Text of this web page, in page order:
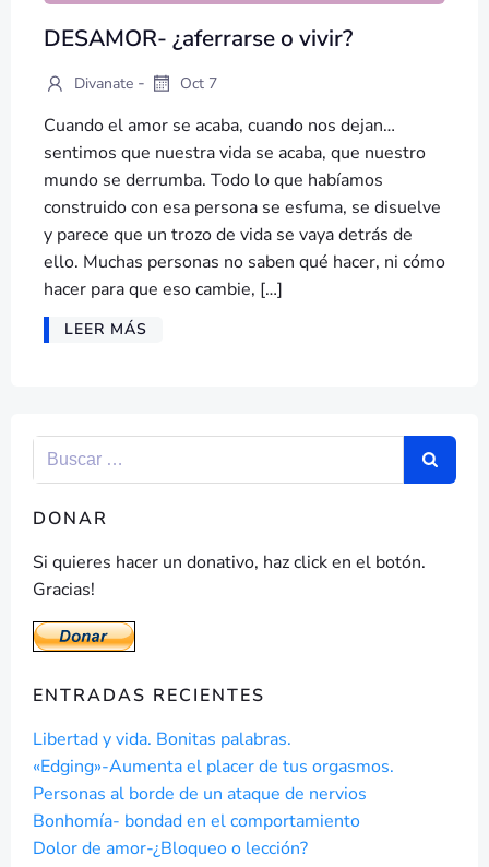
DESAMOR- ¿aferrarse o vivir?
Divanate - Oct 7
Cuando el amor se acaba, cuando nos dejan…
sentimos que nuestra vida se acaba, que nuestro
mundo se derrumba. Todo lo que habíamos
construido con esa persona se esfuma, se disuelve
y parece que un trozo de vida se vaya detrás de
ello. Muchas personas no saben qué hacer, ni cómo
hacer para que eso cambie, […]
LEER MÁS
DONAR
Si quieres hacer un donativo, haz click en el botón.
Gracias!
ENTRADAS RECIENTES
Libertad y vida. Bonitas palabras.
«Edging»-Aumenta el placer de tus orgasmos.
Personas al borde de un ataque de nervios
Bonhomía- bondad en el comportamiento
Dolor de amor-¿Bloqueo o lección?